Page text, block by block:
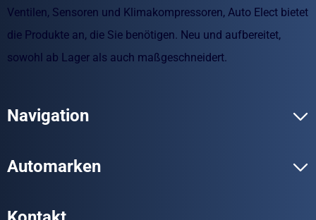
Ventilen, Sensoren und Klimakompressoren, Auto Elect bietet
die Produkte an, die Sie benötigen. Neu und aufbereitet,
sowohl ab Lager als auch maßgeschneidert.
Navigation
Automarken